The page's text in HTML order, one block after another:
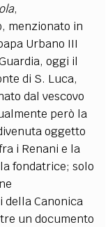
,
menzionato in
Urbano III
oggi il
di S. Luca,
dal vescovo
però la
oggetto
i Renani e la
fondatrice; solo
della Canonica
un documento